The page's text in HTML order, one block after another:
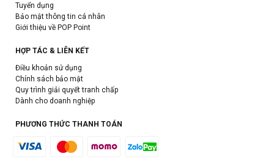
Tuyển dụng
Bảo mật thông tin cá nhân
Giới thiệu về POP Point
HỢP TÁC & LIÊN KẾT
Điều khoản sử dụng
Chính sách bảo mật
Quy trình giải quyết tranh chấp
Dành cho doanh nghiệp
PHƯƠNG THỨC THANH TOÁN